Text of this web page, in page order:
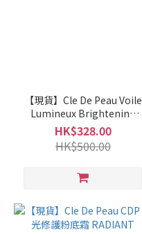
【現貨】Cle De Peau Voile
Lumineux Brightening
enhancer veil
HK$328.00
HK$500.00